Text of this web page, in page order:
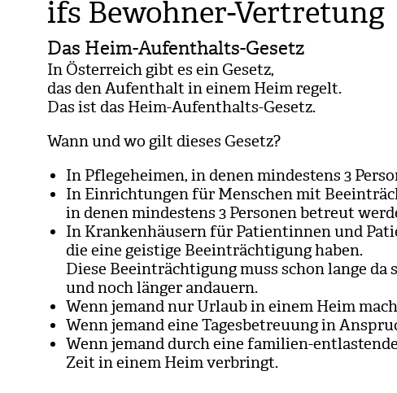
ifs Bewohner-Vertretung
Das Heim-Aufenthalts-Gesetz
In Öster­reich gibt es ein Gesetz,
das den Auf­ent­halt in einem Heim regelt.
Das ist das Heim-Auf­ent­halts-Gesetz.
Wann und wo gilt die­ses Gesetz?
In Pfle­ge­hei­men, in denen min­des­tens 3
In Ein­rich­tun­gen für Men­schen mit
in denen min­des­tens 3 Per­so­nen betreut
In Kran­ken­häu­sern für Pati­en­tin­nen und
die eine geis­tige Beein­träch­ti­gung haben.
Diese Beein­träch­ti­gung muss schon lange da
und noch län­ger andau­ern.
Wenn jemand nur Urlaub in einem Heim
Wenn jemand eine Tages­be­treu­ung in
Wenn jemand durch eine fami­lien-
Zeit in einem Heim ver­bringt.